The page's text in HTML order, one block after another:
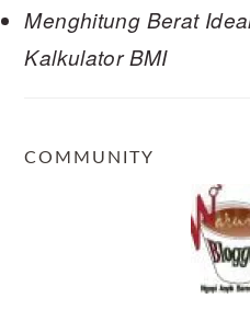
Menghitung Berat
Kalkulator BMI
COMMUNITY